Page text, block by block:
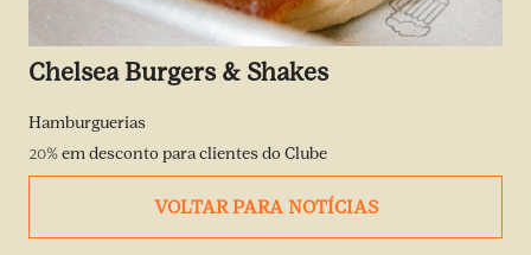
Chelsea Burgers & Shakes
Hamburguerias
20%em desconto para clientes do Clube
VOLTAR PARA NOTÍCIAS